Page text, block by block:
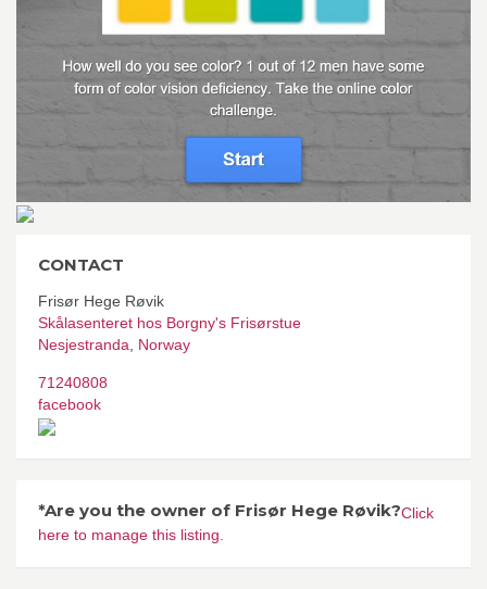
CONTACT
Frisør Hege Røvik
Skålasenteret hos Borgny's Frisørstue
Nesjestranda
Norway
71240808
facebook
*Are you the owner of Frisør Hege Røvik?Click
here to manage this listing.